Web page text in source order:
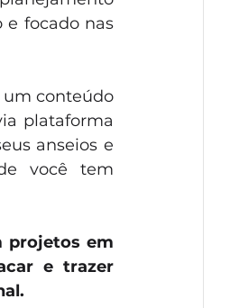
e focado nas
um conteúdo
plataforma
anseios e
você tem
projetos em
e trazer